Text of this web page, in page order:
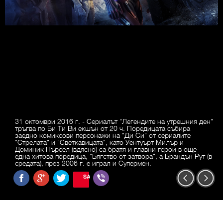
31 октомври 2016 г. - Сериалът "Легендите на утрешния ден"
тръгва по Би Ти Ви екшън от 20 ч. Поредицата събира
заедно комиксови персонажи на "Ди Си" от сериалите
"Стрелата" и "Светкавицата", като Уентуърт Милър и
Доминик Пърсел (вдясно) са братя и главни герои в още
една хитова поредица, "Бягство от затвора", а Брандън Рут (в
средата), през 2006 г. е играл и Супермен.
SAVE